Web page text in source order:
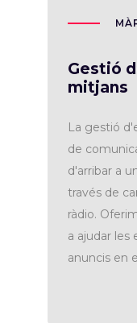
Gestió
mitjans
La gestió
de
d'arribar a
través de
ràdio.
a ajudar les
anuncis en